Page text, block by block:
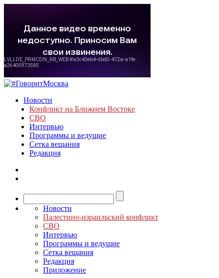
Новости
Конфликт на Ближнем Востоке
СВО
Интервью
Программы и ведущие
Сетка вещания
Редакция
Новости
Палестино-израильский конфликт
СВО
Интервью
Программы и ведущие
Сетка вещания
Редакция
Приложение